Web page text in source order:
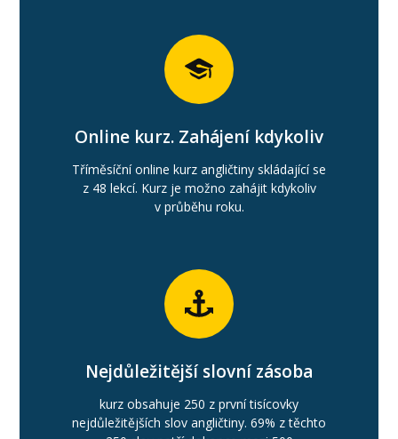
Online kurz. Zahájení kdykoliv
Tříměsíční online kurz angličtiny skládající se
z 48 lekcí. Kurz je možno zahájit kdykoliv
v průběhu roku.
Nejdůležitější slovní zásoba
kurz obsahuje 250 z první tisícovky
nejdůležitějších slov angličtiny. 69% z těchto